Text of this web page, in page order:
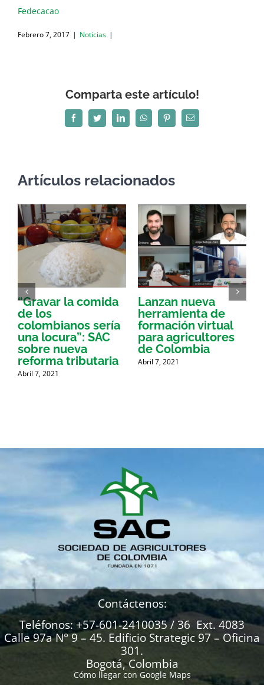
Fedecacao
Febrero 7, 2017 | Noticias |
Comparta este artículo!
FacebookTwitterLinkedInWhatsAppPinterestCorreo
electrónico
Artículos relacionados
“Gravar la comida
de los
colombianos sería
una locura”: SAC
sobre nueva
reforma tributaria
Abril 7, 2021
Lanzan nueva
herramienta de
formación virtual
para agricultores
de Colombia
Abril 7, 2021
Contáctenos:
Teléfonos: +57-601-2410035 / 36 Ext. 4083
Calle 97a N° 9 – 45. Edificio Strategic 97 – Oficina
301.
Bogotá, Colombia
Cómo llegar con Google Maps